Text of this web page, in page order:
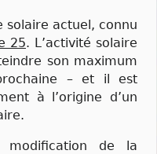
solaire actuel, connu
25. L’activité solaire
son maximum
– et il est
à l’origine d’un
de la